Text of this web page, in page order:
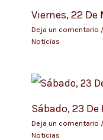
Viernes, 22 De
Deja un comentario /
Noticias
Sábado, 23 De
Deja un comentario /
Noticias